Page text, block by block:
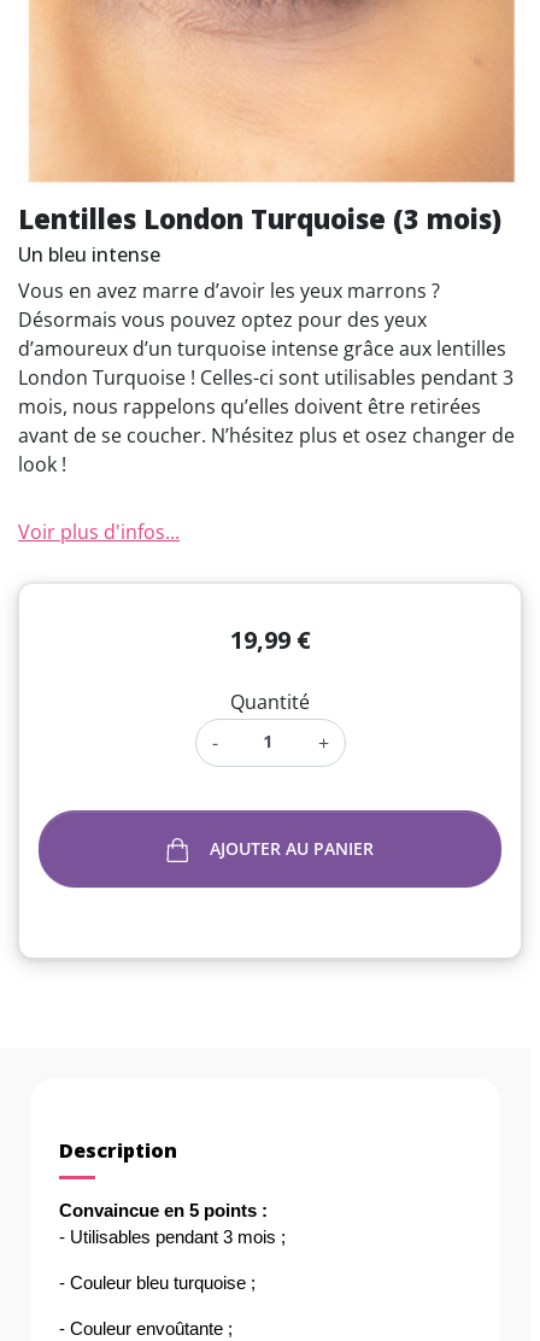
Lentilles London Turquoise (3 mois)
Un bleu intense
Vous en avez marre d’avoir les yeux marrons ?
Désormais vous pouvez optez pour des yeux
d’amoureux d’un turquoise intense grâce aux lentilles
London Turquoise ! Celles-ci sont utilisables pendant 3
mois, nous rappelons qu’elles doivent être retirées
avant de se coucher. N’hésitez plus et osez changer de
look !
Voir plus d'infos...
19,99 €
Quantité
-
+
AJOUTER AU PANIER
Description
Convaincue en 5 points :
- Utilisables pendant 3 mois ;
- Couleur bleu turquoise ;
- Couleur envoûtante ;